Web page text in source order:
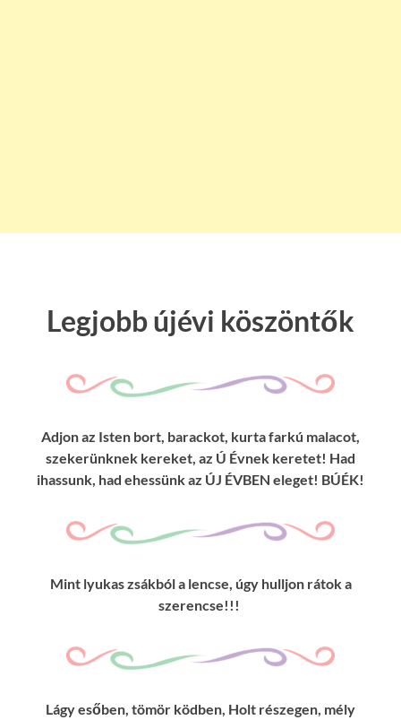
Legjobb újévi köszöntők
Adjon az Isten bort, barackot, kurta farkú malacot,
szekerünknek kereket, az Ú Évnek keretet! Had
ihassunk, had ehessünk az ÚJ ÉVBEN eleget! BÚÉK!
Mint lyukas zsákból a lencse, úgy hulljon rátok a
szerencse!!!
Lágy esőben, tömör ködben, Holt részegen, mély